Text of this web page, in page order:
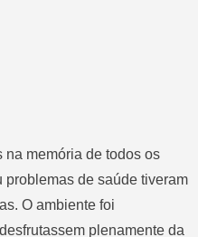
memória de todos os
de saúde tiveram
O ambiente foi
plenamente da